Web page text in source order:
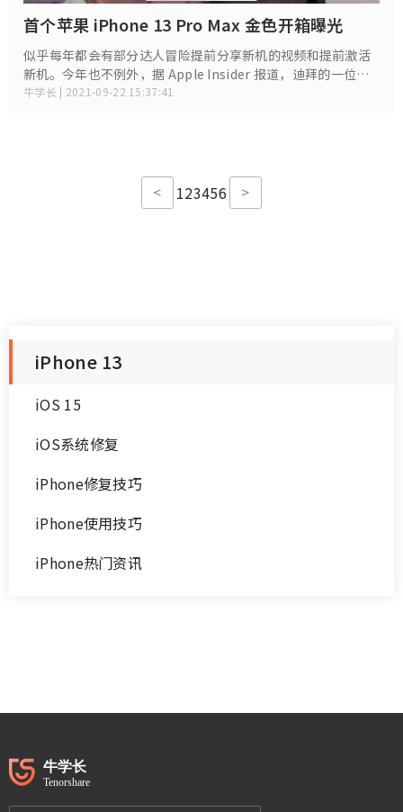
首个苹果 iPhone 13 Pro Max 金色开箱曝光
似乎每年都会有部分达人冒险提前分享新机的视频和提前激活
新机。今年也不例外，据 Apple Insider 报道，迪拜的一位名
为 SalimBaba Technical 的一位YouTube博主就发布了一段
牛学长 | 2021-09-22 15:37:41
< 123456 >
iPhone 13
iOS 15
iOS系统修复
iPhone修复技巧
iPhone使用技巧
iPhone热门资讯